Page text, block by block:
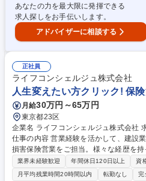
あなたの力を最大限に発揮できる
求人探しをお手伝いします。
アドバイザーに相談する
正社員
ライフコンシェルジュ株式会社
人生変えたい方クリック! 保
月給30万円～65万円
東京都23区
企業名 ライフコンシェルジュ株式会社 求人名 人生変えたい方クリック！
仕事の内容 営業経験を活かして、建設
損害保険営業をご担当。様々な経歴を
います！育成体制や勉強会等も充実し
ください。 【魅力】先輩とのマンツーマンの育成体制や、保険商品やアポ
業界未経験歓迎 年間休日120日以上
資
月平均残業時間20時間以内
転勤なし 完